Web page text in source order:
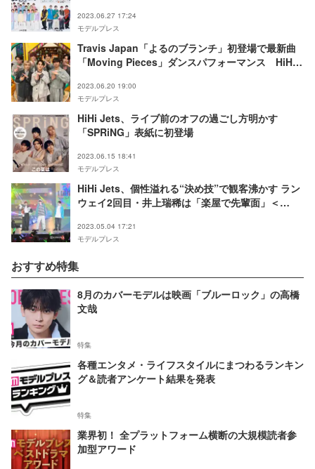
2023.06.27 17:24
モデルプレス
Travis Japan「よるのブランチ」初登場で最新曲
「Moving Pieces」ダンスパフォーマンス HiHi
2023.06.20 19:00
モデルプレス
HiHi Jets、ライブ前のオフの過ごし方明かす
「SPRiNG」表紙に初登場
2023.06.15 18:41
モデルプレス
HiHi Jets、個性溢れる“決め技”で観客沸かす ラン
ウェイ2回目・井上瑞稀は「楽屋で先輩面」＜
2023.05.04 17:21
モデルプレス
おすすめ特集
8月のカバーモデルは映画「ブルーロック」の高橋
文哉
特集
各種エンタメ・ライフスタイルにまつわるランキン
グ＆読者アンケート結果を発表
特集
業界初！ 全プラットフォーム横断の大規模読者参
加型アワード